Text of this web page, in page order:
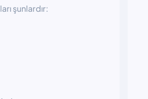
şunlardır: